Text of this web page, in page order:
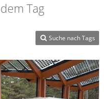
Tag
Suche nach Tags